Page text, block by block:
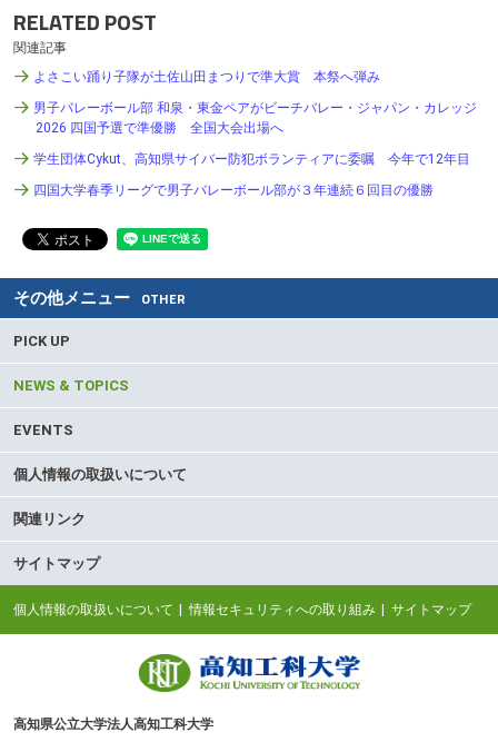
RELATED POST
関連記事
よさこい踊り子隊が土佐山田まつりで準大賞 本祭へ弾み
男子バレーボール部 和泉・東金ペアがビーチバレー・ジャパン・カレッジ
2026 四国予選で準優勝 全国大会出場へ
学生団体Cykut、高知県サイバー防犯ボランティアに委嘱 今年で12年目
四国大学春季リーグで男子バレーボール部が３年連続６回目の優勝
その他メニュー OTHER
PICK UP
NEWS & TOPICS
EVENTS
個人情報の取扱いについて
関連リンク
サイトマップ
個人情報の取扱いについて 情報セキュリティへの取り組み サイトマップ
高知県公立大学法人高知工科大学